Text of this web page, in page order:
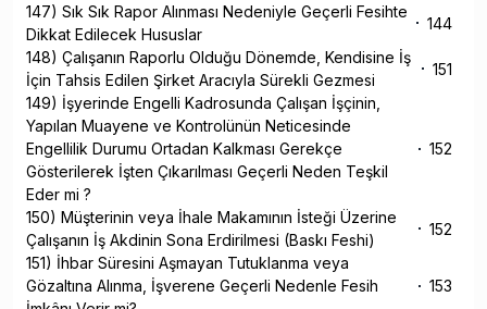
147) Sık Sık Rapor Alınması Nedeniyle Geçerli Fesihte
Dikkat Edilecek Hususlar
144
148) Çalışanın Raporlu Olduğu Dönemde, Kendisine İş
İçin Tahsis Edilen Şirket Aracıyla Sürekli Gezmesi
151
149) İşyerinde Engelli Kadrosunda Çalışan İşçinin,
Yapılan Muayene ve Kontrolünün Neticesinde
Engellilik Durumu Ortadan Kalkması Gerekçe
Gösterilerek İşten Çıkarılması Geçerli Neden Teşkil
Eder mi ?
152
150) Müşterinin veya İhale Makamının İsteği Üzerine
Çalışanın İş Akdinin Sona Erdirilmesi (Baskı Feshi)
152
151) İhbar Süresini Aşmayan Tutuklanma veya
Gözaltına Alınma, İşverene Geçerli Nedenle Fesih
153